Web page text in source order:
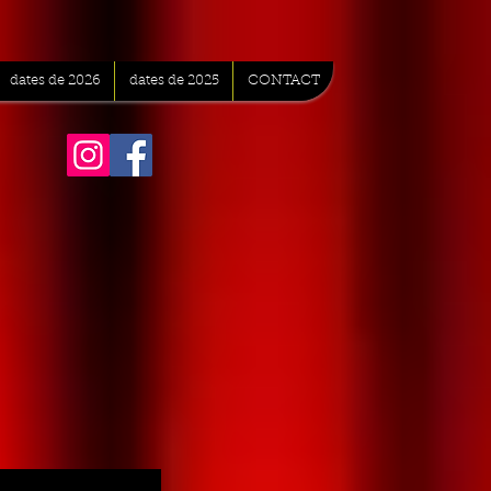
dates de 2026 dates de 2025 CONTACT